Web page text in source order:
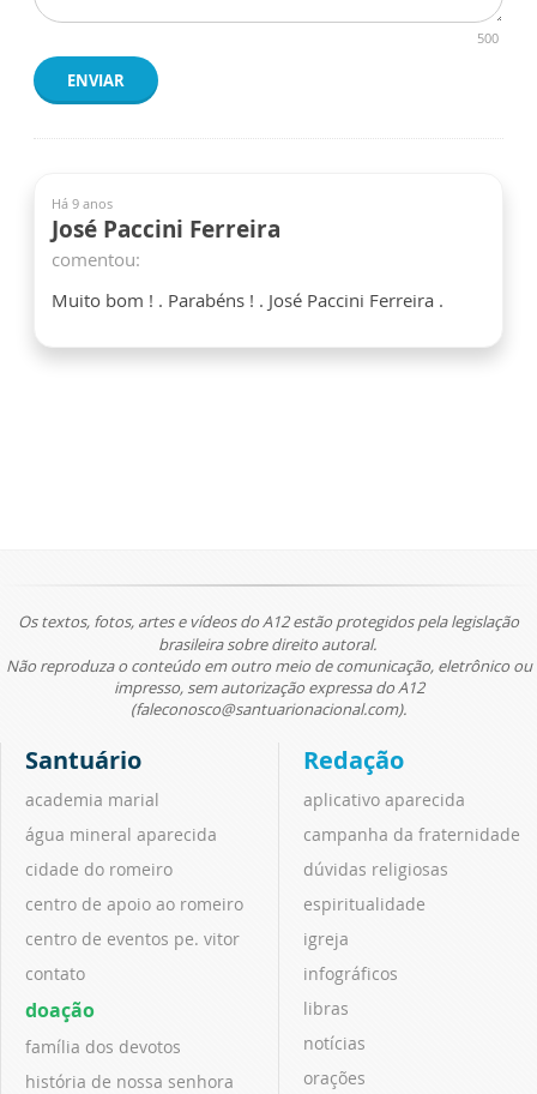
500
ENVIAR
Há 9 anos
José Paccini Ferreira
comentou:
Muito bom ! . Parabéns ! . José Paccini Ferreira .
Os textos, fotos, artes e vídeos do A12 estão protegidos pela legislação
brasileira sobre direito autoral.
Não reproduza o conteúdo em outro meio de comunicação, eletrônico ou
impresso, sem autorização expressa do A12
(faleconosco@santuarionacional.com).
Santuário
academia marial
água mineral aparecida
cidade do romeiro
centro de apoio ao romeiro
centro de eventos pe. vitor
contato
doação
família dos devotos
história de nossa senhora
Redação
aplicativo aparecida
campanha da fraternidade
dúvidas religiosas
espiritualidade
igreja
infográficos
libras
notícias
orações